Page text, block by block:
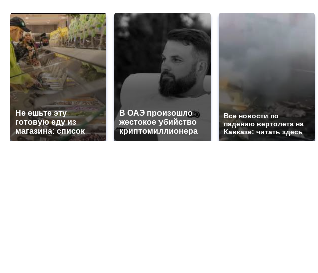
Не ешьте эту
готовую еду из
магазина: список
В ОАЭ произошло
жестокое убийство
криптомиллионера
Все новости по
падению вертолета на
Кавказе: читать здесь